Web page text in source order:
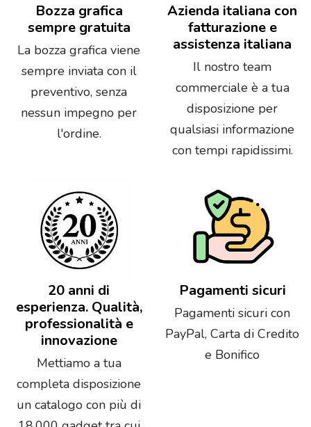
Bozza grafica
sempre gratuita
La bozza grafica viene
sempre inviata con il
preventivo, senza
nessun impegno per
l'ordine.
Azienda italiana con
fatturazione e
assistenza italiana
Il nostro team
commerciale è a tua
disposizione per
qualsiasi informazione
con tempi rapidissimi.
20 anni di
esperienza. Qualità,
professionalità e
innovazione
Mettiamo a tua
completa disposizione
un catalogo con più di
Pagamenti sicuri
Pagamenti sicuri con
PayPal, Carta di Credito
e Bonifico